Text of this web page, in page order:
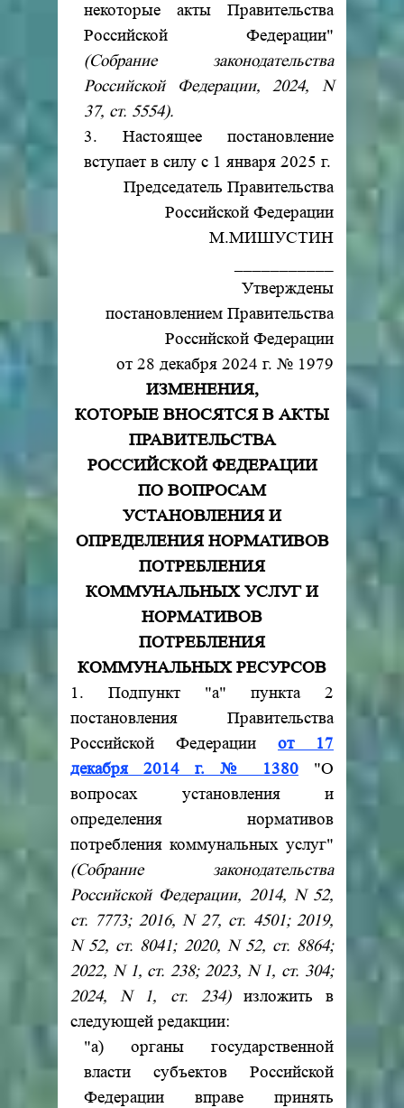
некоторые акты Правительства
Российской Федерации"
(Собрание законодательства
Российской Федерации, 2024, N
37, ст. 5554).
3. Настоящее постановление
вступает в силу с 1 января 2025 г.
Председатель Правительства
Российской Федерации
М.МИШУСТИН
Утверждены
постановлением Правительства
Российской Федерации
от 28 декабря 2024 г. № 1979
ИЗМЕНЕНИЯ,
КОТОРЫЕ ВНОСЯТСЯ В АКТЫ
ПРАВИТЕЛЬСТВА
РОССИЙСКОЙ ФЕДЕРАЦИИ
ПО ВОПРОСАМ
УСТАНОВЛЕНИЯ И
ОПРЕДЕЛЕНИЯ НОРМАТИВОВ
ПОТРЕБЛЕНИЯ
КОММУНАЛЬНЫХ УСЛУГ И
НОРМАТИВОВ
ПОТРЕБЛЕНИЯ
КОММУНАЛЬНЫХ РЕСУРСОВ
1. Подпункт "а" пункта 2
постановления Правительства
Российской Федерации от 17
декабря 2014 г. № 1380 "О
вопросах установления и
определения нормативов
потребления коммунальных услуг"
(Собрание законодательства
Российской Федерации, 2014, N 52,
ст. 7773; 2016, N 27, ст. 4501; 2019,
N 52, ст. 8041; 2020, N 52, ст. 8864;
2022, N 1, ст. 238; 2023, N 1, ст. 304;
2024, N 1, ст. 234) изложить в
следующей редакции:
"а) органы государственной
власти субъектов Российской
Федерации вправе принять